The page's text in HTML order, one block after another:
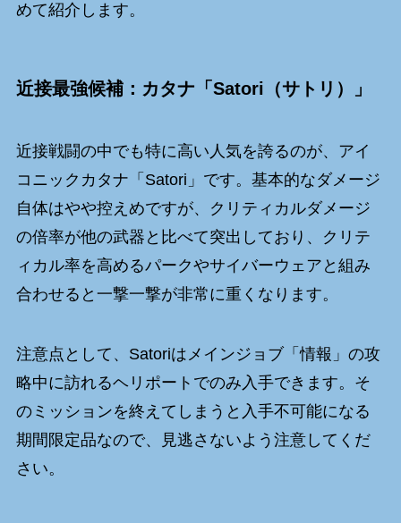
めて紹介します。
近接最強候補：カタナ「Satori（サトリ）」
近接戦闘の中でも特に高い人気を誇るのが、アイ
コニックカタナ「Satori」です。基本的なダメージ
自体はやや控えめですが、クリティカルダメージ
の倍率が他の武器と比べて突出しており、クリテ
ィカル率を高めるパークやサイバーウェアと組み
合わせると一撃一撃が非常に重くなります。
注意点として、Satoriはメインジョブ「情報」の攻
略中に訪れるヘリポートでのみ入手できます。そ
のミッションを終えてしまうと入手不可能になる
期間限定品なので、見逃さないよう注意してくだ
さい。